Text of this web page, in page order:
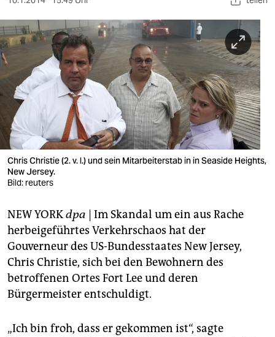
berlin
nord
wahrheit
verlag
verlag
veranstaltungen
shop
fragen & hilfe
unterstützen
abo
genossenschaft
epaper login
Chris Christie (2. v. l.) und sein Mitarbeiterstab in in Seaside Heights,
New Jersey.
Bild: reuters
NEW YORKdpa | Im Skandal um ein aus Rache
herbeigeführtes Verkehrschaos hat der
Gouverneur des US-Bundesstaates New Jersey,
Chris Christie, sich bei den Bewohnern des
betroffenen Ortes Fort Lee und deren
Bürgermeister entschuldigt.
„Ich bin froh, dass er gekommen ist“, sagte